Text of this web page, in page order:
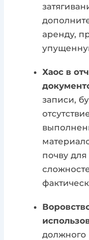
аренду,
Хаос в
записи,
почву
должного